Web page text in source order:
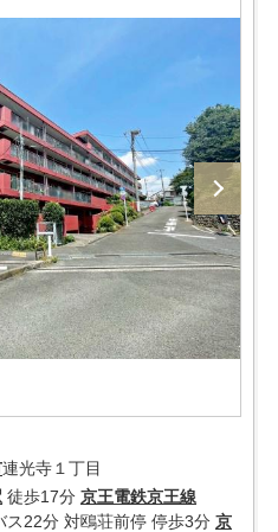
連光寺１丁目
徒歩17分 京王電鉄京王線
ス22分 対鴎荘前停 停歩3分 京